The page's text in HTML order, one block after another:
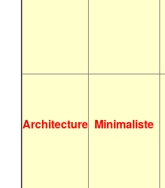
Architecture Minimaliste